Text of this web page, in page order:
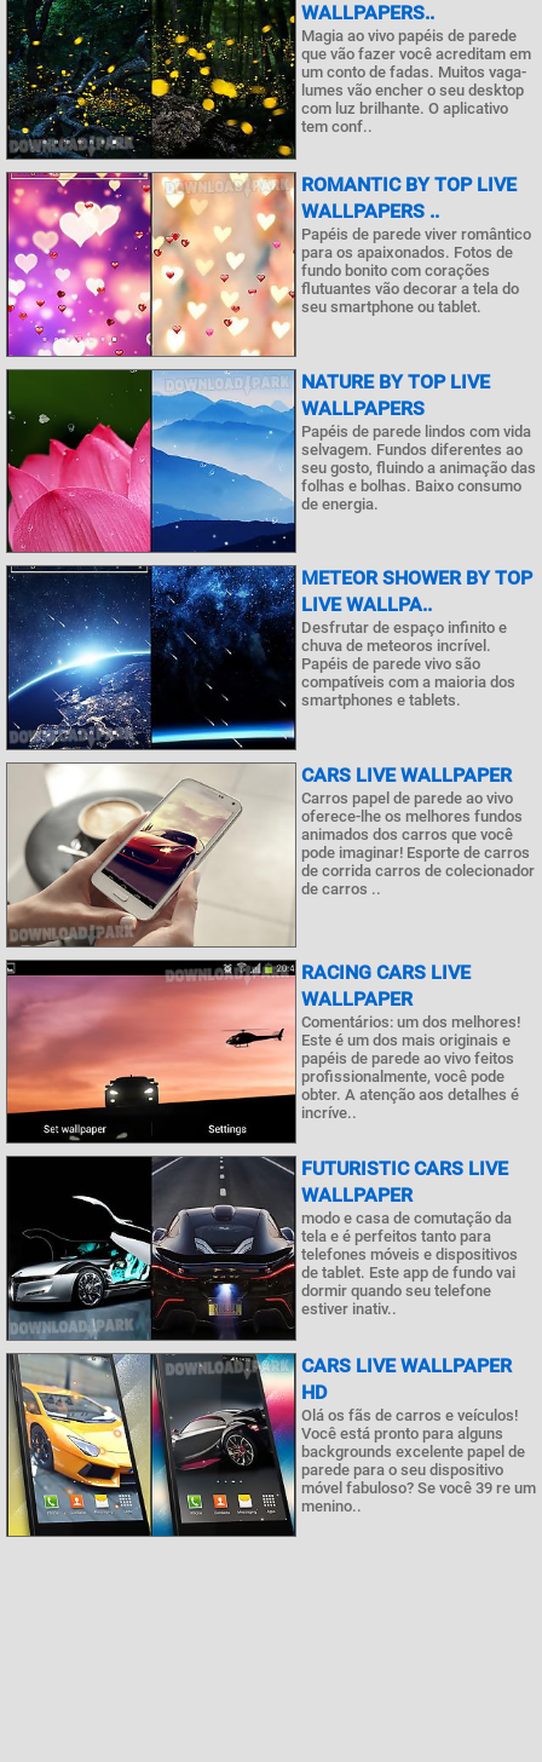
WALLPAPERS..
Magia ao vivo papéis de parede
que vão fazer você acreditam em
um conto de fadas. Muitos vaga-
lumes vão encher o seu desktop
com luz brilhante. O aplicativo
tem conf..
ROMANTIC BY TOP LIVE
WALLPAPERS ..
Papéis de parede viver romântico
para os apaixonados. Fotos de
fundo bonito com corações
flutuantes vão decorar a tela do
seu smartphone ou tablet.
NATURE BY TOP LIVE
WALLPAPERS
Papéis de parede lindos com vida
selvagem. Fundos diferentes ao
seu gosto, fluindo a animação das
folhas e bolhas. Baixo consumo
de energia.
METEOR SHOWER BY TOP
LIVE WALLPA..
Desfrutar de espaço infinito e
chuva de meteoros incrível.
Papéis de parede vivo são
compatíveis com a maioria dos
smartphones e tablets.
CARS LIVE WALLPAPER
Carros papel de parede ao vivo
oferece-lhe os melhores fundos
animados dos carros que você
pode imaginar! Esporte de carros
de corrida carros de colecionador
de carros ..
RACING CARS LIVE
WALLPAPER
Comentários: um dos melhores!
Este é um dos mais originais e
papéis de parede ao vivo feitos
profissionalmente, você pode
obter. A atenção aos detalhes é
incríve..
FUTURISTIC CARS LIVE
WALLPAPER
modo e casa de comutação da
tela e é perfeitos tanto para
telefones móveis e dispositivos
de tablet. Este app de fundo vai
dormir quando seu telefone
estiver inativ..
CARS LIVE WALLPAPER
HD
Olá os fãs de carros e veículos!
Você está pronto para alguns
backgrounds excelente papel de
parede para o seu dispositivo
móvel fabuloso? Se você 39 re um
menino..